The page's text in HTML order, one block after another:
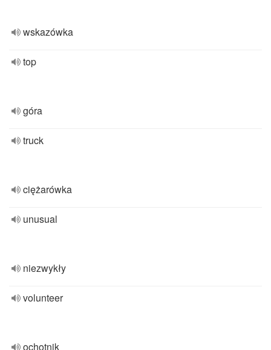
wskazówka
top
góra
truck
ciężarówka
unusual
niezwykły
volunteer
ochotnik